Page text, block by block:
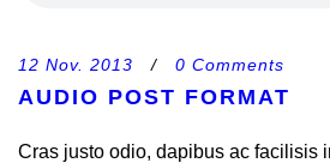
12 Nov. 2013 / 0 Comments
AUDIO POST FORMAT
Cras justo odio, dapibus ac facilisis